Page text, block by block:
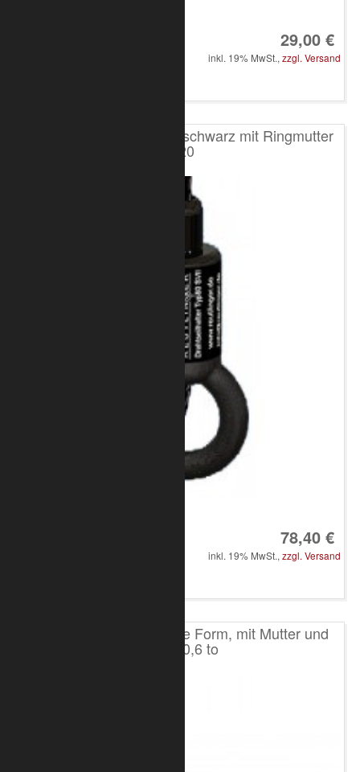
29,00 €
inkl. 19% MwSt., zzgl. Versand
Reutlinger Typ 80 SV III schwarz mit Ringmutter
M20
78,40 €
inkl. 19% MwSt., zzgl. Versand
Schäkel verzinkt, gerade Form, mit Mutter und
Splint 0,6 to